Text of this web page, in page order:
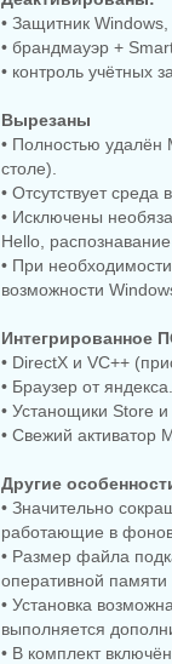
• Защитник Windows,
• брандмауэр +
• контроль учётных
Вырезаны
• Полностью удалён
столе).
• Отсутствует среда
• Исключены
Hello,
• При
возможности
Интегрированное
• DirectX и VC++
• Браузер от яндекса.
• Устанощики Store
• Свежий активатор
Другие
• Значительно
работающие в
• Размер файла
оперативной памяти
• Установка
выполняется
• В комплект